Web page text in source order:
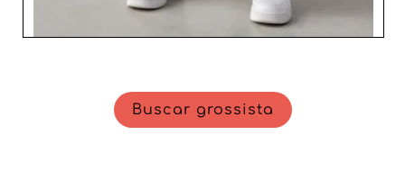
Transforme sua loja em um destino
imperdível para os amantes da moda
Buscar grossista